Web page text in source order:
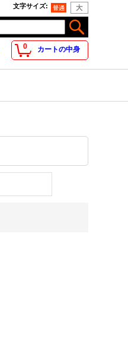
文字サイズ:
0 カートの中身